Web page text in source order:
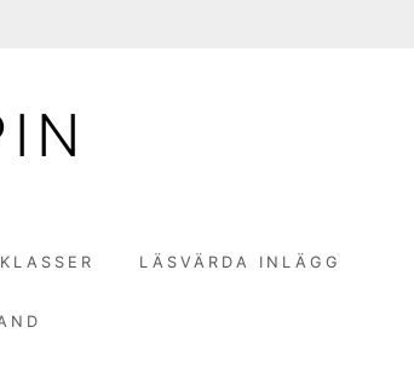
LÄSVÄRDA INLÄGG